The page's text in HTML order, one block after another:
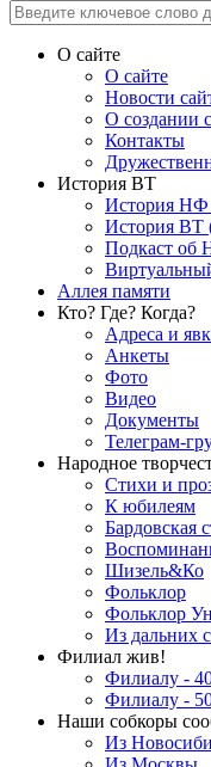
О сайте
О сайте
Новости
О создании
Контакты
История ВТ
История
История ВТ
Подкаст
Аллея памяти
Кто? Где? Когда?
Адреса и
Анкеты
Фото
Видео
Документы
Телеграм-
Народное
Стихи и
К юбилеям
Бардовская
Шизель&Ко
Фольклор
Фольклор
Из дальних
Филиал жив!
Филиалу -
Филиалу -
Наши собкоры
Из